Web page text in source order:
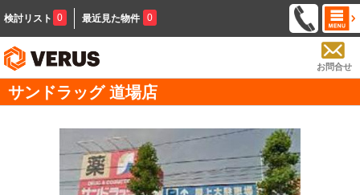
検討リスト 0 最近見た物件 0
お問合せ
サンドラッグ 道場店